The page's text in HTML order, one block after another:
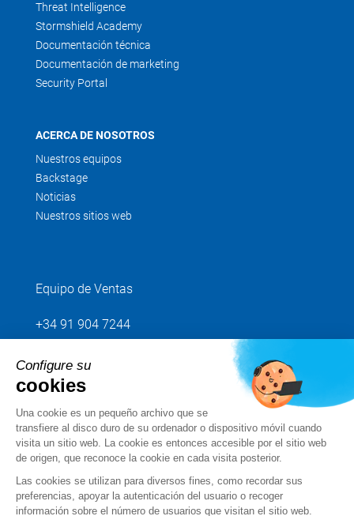
Threat Intelligence
Stormshield Academy
Documentación técnica
Documentación de marketing
Security Portal
ACERCA DE NOSOTROS
Nuestros equipos
Backstage
Noticias
Nuestros sitios web
Equipo de Ventas
+34 91 904 7244
Envíenos su petición
Síganos
Configure su
cookies
Una cookie es un pequeño archivo que se
transfiere al disco duro de su ordenador o dispositivo móvil cuando
visita un sitio web. La cookie es entonces accesible por el sitio web
de origen, que reconoce la cookie en cada visita posterior.
Las cookies se utilizan para diversos fines, como recordar sus
preferencias, apoyar la autenticación del usuario o recoger
información sobre el número de usuarios que visitan el sitio web.